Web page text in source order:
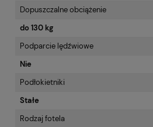
Dopuszczalne obciążenie
do 130 kg
Podparcie lędźwiowe
Nie
Podłokietniki
Stałe
Rodzaj fotela